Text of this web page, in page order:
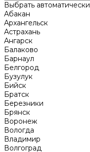
Выбрать автоматически
Абакан
Архангельск
Астрахань
Ангарск
Балаково
Барнаул
Белгород
Бузулук
Бийск
Братск
Березники
Брянск
Воронеж
Вологда
Владимир
Волгоград